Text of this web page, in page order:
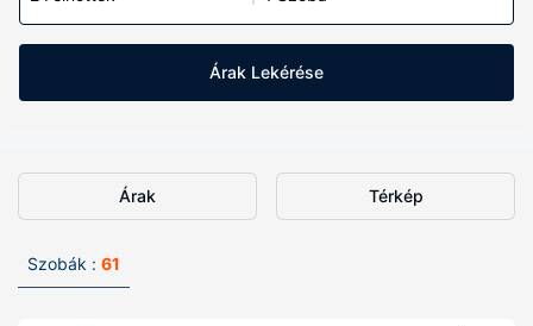
Árak Lekérése
Árak Térkép
Szobák : 61